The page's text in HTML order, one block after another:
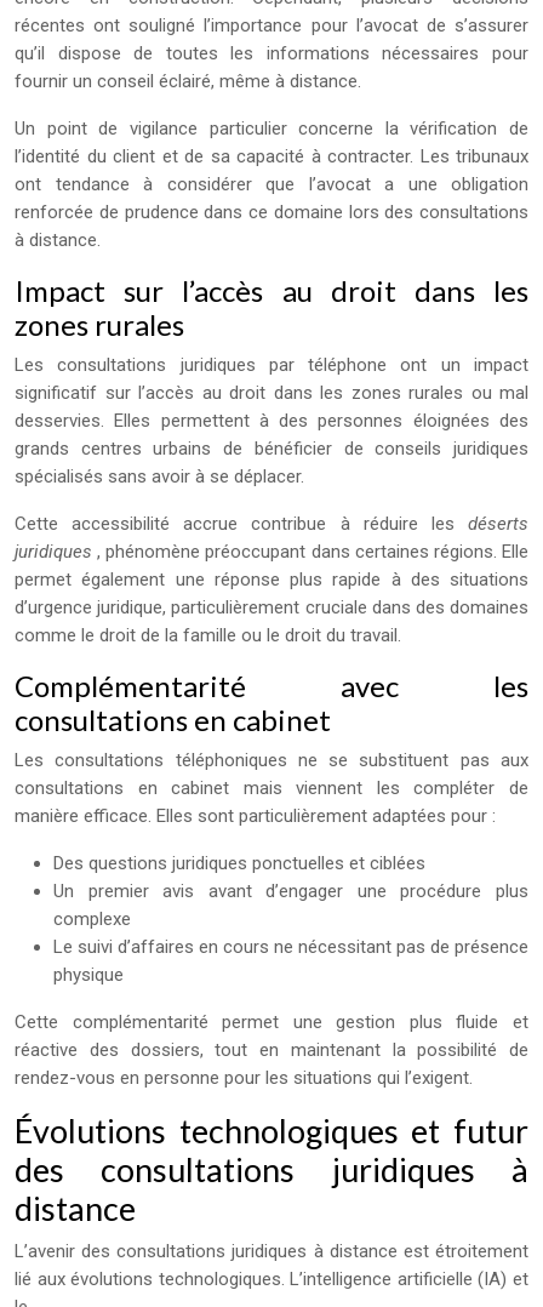
récentes ont souligné l’importance pour l’avocat de s’assurer
qu’il dispose de toutes les informations nécessaires pour
fournir un conseil éclairé, même à distance.
Un point de vigilance particulier concerne la vérification de
l’identité du client et de sa capacité à contracter. Les tribunaux
ont tendance à considérer que l’avocat a une obligation
renforcée de prudence dans ce domaine lors des consultations
à distance.
Impact sur l’accès au droit dans les
zones rurales
Les consultations juridiques par téléphone ont un impact
significatif sur l’accès au droit dans les zones rurales ou mal
desservies. Elles permettent à des personnes éloignées des
grands centres urbains de bénéficier de conseils juridiques
spécialisés sans avoir à se déplacer.
Cette accessibilité accrue contribue à réduire les déserts
juridiques, phénomène préoccupant dans certaines régions. Elle
permet également une réponse plus rapide à des situations
d’urgence juridique, particulièrement cruciale dans des domaines
comme le droit de la famille ou le droit du travail.
Complémentarité avec les
consultations en cabinet
Les consultations téléphoniques ne se substituent pas aux
consultations en cabinet mais viennent les compléter de
manière efficace. Elles sont particulièrement adaptées pour :
Des questions juridiques ponctuelles et ciblées
Un premier avis avant d’engager une procédure plus
complexe
Le suivi d’affaires en cours ne nécessitant pas de présence
physique
Cette complémentarité permet une gestion plus fluide et
réactive des dossiers, tout en maintenant la possibilité de
rendez-vous en personne pour les situations qui l’exigent.
Évolutions technologiques et futur
des consultations juridiques à
distance
L’avenir des consultations juridiques à distance est étroitement
lié aux évolutions technologiques. L’intelligence artificielle (IA) et